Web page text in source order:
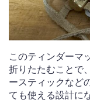
このティンダーマ
折りたたむことで
ースティックなど
ても使える設計に